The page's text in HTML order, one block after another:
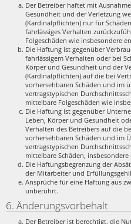
Der Betreiber haftet mit
Gesundheit und der Verletzung
(Kardinalpflichten) nur für
fahrlässiges Verhalten
Folgeschäden wie insbesondere
Die Haftung ist gegenüber
fahrlässigem Verhalten oder bei
Körper und Gesundheit und der
(Kardinalpflichten) auf die bei
vorhersehbaren Schäden und im
vertragstypischen
mittelbare Folgeschäden wie
Die Haftung ist gegenüber
Leben, Körper und Gesundheit
Verhalten des Betreibers auf die
vorhersehbaren Schäden und im
vertragstypischen
mittelbare Schäden,
Die Haftungsbegrenzung der
der Mitarbeiter und
Ansprüche für eine Haftung aus
unberührt.
6. Änderungsvorbehalt
Der Betreiber ist berechtigt, die